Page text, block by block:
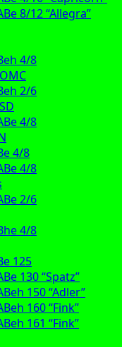
8/12 “Allegra”
4/8
2/6
4/8
4/8
4/8
2/6
4/8
125
130 “Spatz”
150 “Adler”
160 “Fink”
161 “Fink”